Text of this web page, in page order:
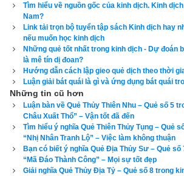
Hôn nhân, góp vốn có người phá,
Giao dịch xuất hành, chịu gian lao”.
Truyện cổ: Ngày xưa, Dương Chí áp giải
nhiều ngọc ngà châu báu - quà mừng
Lương Trung Thư - quan phủ phủ Đại
thọ Thái sư Sái Kinh, bố vợ của Trung
ta đã gieo quẻ phải này. Quả nhiên trên
mắc mưu của Bạch Thắng, Tiều Cái,
và bọn lính áp giải uống phải rượu có
báu bị cướp sạch. Đúng là ứng với quẻ
thật là “Thời vận không hay”.
Tìm hiểu về nguồn gốc của kinh dịch. Kinh
Nam?
Link tải trọn bộ tuyển tập sách Kinh dịch hay
nếu muốn học kinh dịch
Những quẻ tốt nhất trong kinh dịch - Dự đoán
là mê tín dị đoan?
Hướng dẫn cách lập gieo quẻ dịch theo thời
Luận giải bát quái là gì và ứng dụng bát quái
Những tin cũ hơn
Luận bàn về Quẻ Thủy Thiên Nhu – Quẻ số 5
Châu Xuất Thổ” – Vận tốt đã đến
Tìm hiểu ý nghĩa Quẻ Thiên Thủy Tụng – Quẻ
“Nhị Nhân Tranh Lộ” – Việc làm không thuận
Bạn có biết ý nghĩa Quẻ Địa Thủy Sư – Quẻ
“Mã Đáo Thành Công” – Mọi sự tốt đẹp
Giải nghĩa Quẻ Thủy Địa Tỷ – Quẻ số 8 trong